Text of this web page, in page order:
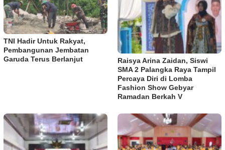
TNI Hadir Untuk Rakyat,
Pembangunan Jembatan
Garuda Terus Berlanjut
Raisya Arina Zaidan, Siswi
SMA 2 Palangka Raya Tampil
Percaya Diri di Lomba
Fashion Show Gebyar
Ramadan Berkah V